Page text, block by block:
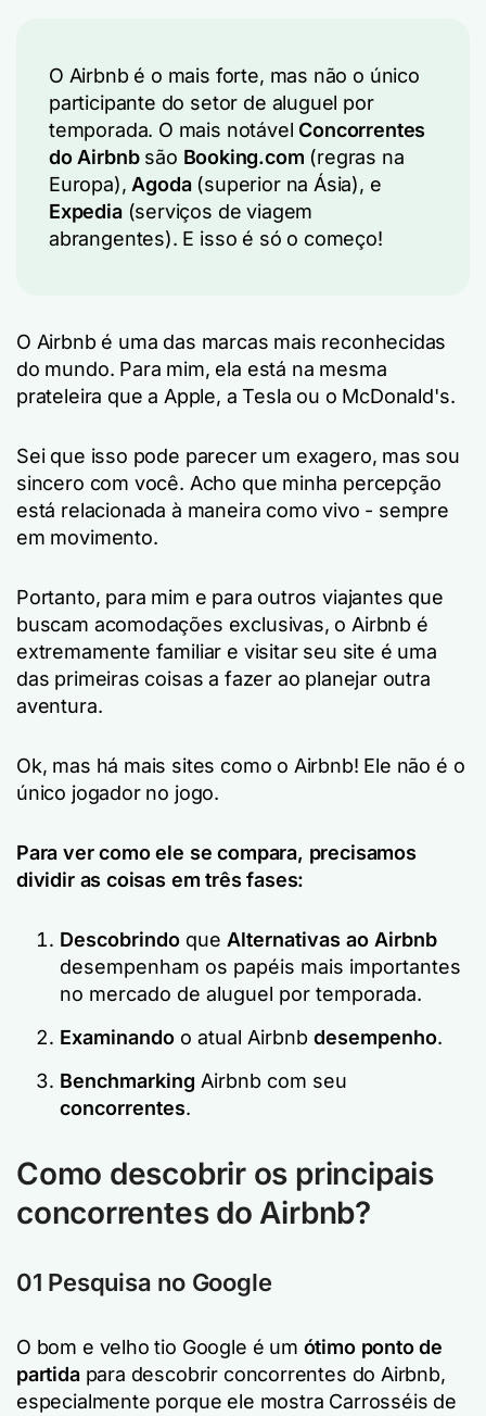
O Airbnb é o mais forte, mas não o único
participante do setor de aluguel por
temporada. O mais notável Concorrentes
do Airbnbsão Booking.com (regras na
Europa), Agoda(superior na Ásia), e
Expedia(serviços de viagem
abrangentes). E isso é só o começo!
O Airbnb é uma das marcas mais reconhecidas
do mundo. Para mim, ela está na mesma
prateleira que a Apple, a Tesla ou o McDonald's.
Sei que isso pode parecer um exagero, mas sou
sincero com você. Acho que minha percepção
está relacionada à maneira como vivo - sempre
em movimento.
Portanto, para mim e para outros viajantes que
buscam acomodações exclusivas, o Airbnb é
extremamente familiar e visitar seu site é uma
das primeiras coisas a fazer ao planejar outra
aventura.
Ok, mas há mais sites como o Airbnb! Ele não é o
único jogador no jogo.
Para ver como ele se compara, precisamos
dividir as coisas em três fases:
Descobrindo que Alternativas ao Airbnb
desempenham os papéis mais importantes
no mercado de aluguel por temporada.
Examinando o atual Airbnb desempenho.
Benchmarking Airbnb com seu
concorrentes.
Como descobrir os principais
concorrentes do Airbnb?
01 Pesquisa no Google
O bom e velho tio Google é um ótimo ponto de
partidapara descobrir concorrentes do Airbnb,
especialmente porque ele mostra Carrosséis de